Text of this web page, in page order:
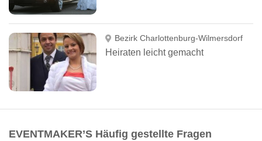
Bezirk Charlottenburg-Wilmersdorf
Heiraten leicht gemacht
EVENTMAKER’S Häufig gestellte Fragen